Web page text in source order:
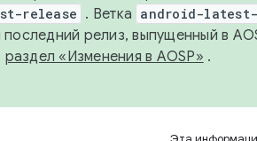
release . Ветка android-
релиз, выпущенный в
раздел «Изменения в AOSP» .